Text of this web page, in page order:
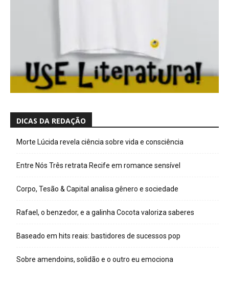
DICAS DA REDAÇÃO
Morte Lúcida revela ciência sobre vida e consciência
Entre Nós Três retrata Recife em romance sensível
Corpo, Tesão & Capital analisa gênero e sociedade
Rafael, o benzedor, e a galinha Cocota valoriza saberes
Baseado em hits reais: bastidores de sucessos pop
Sobre amendoins, solidão e o outro eu emociona